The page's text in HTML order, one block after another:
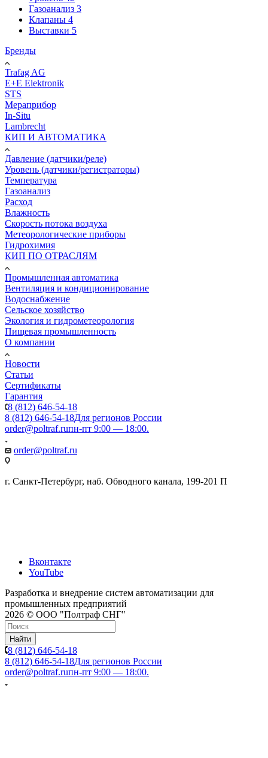
Газоанализ 3
Клапаны 4
Выставки 5
Бренды
Trafag AG
E+E Elektronik
STS
Мераприбор
In-Situ
Lambrecht
КИП И АВТОМАТИКА
Давление (датчики/реле)
Уровень (датчики/регистраторы)
Температура
Газоанализ
Расход
Влажность
Скорость потока воздуха
Метеорологические приборы
Гидрохимия
КИП ПО ОТРАСЛЯМ
Промышленная автоматика
Вентиляция и кондиционирование
Водоснабжение
Сельское хозяйство
Экология и гидрометеорология
Пищевая промышленность
О компании
Новости
Статьи
Сертификаты
Гарантия
8 (812) 646-54-18
8 (812) 646-54-18Для регионов России
order@poltraf.ruпн-пт 9:00 — 18:00.
order@poltraf.ru
г. Санкт-Петербург, наб. Обводного канала, 199-201 П
Вконтакте
YouTube
Разработка и внедрение систем автоматизации для
промышленных предприятий
2026 © ООО "Полтраф СНГ"
Найти
8 (812) 646-54-18
8 (812) 646-54-18Для регионов России
order@poltraf.ruпн-пт 9:00 — 18:00.